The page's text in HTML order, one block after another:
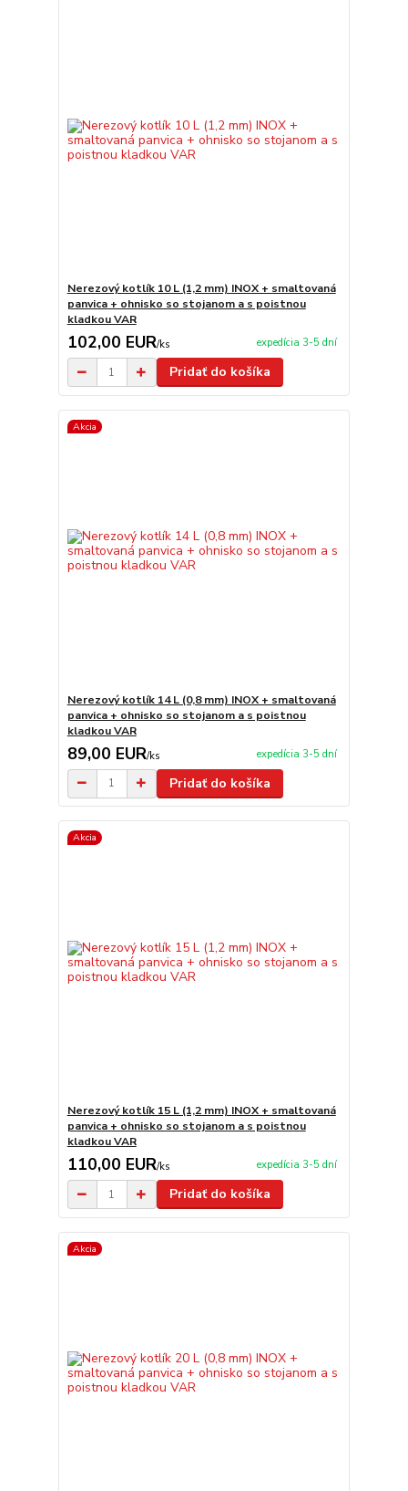
Nerezový kotlík 10 L (1,2 mm) INOX + smaltovaná
panvica + ohnisko so stojanom a s poistnou
kladkou VAR
102,00 EUR/ks expedícia 3-5 dní
Pridať do košíka
Akcia
Nerezový kotlík 14 L (0,8 mm) INOX + smaltovaná
panvica + ohnisko so stojanom a s poistnou
kladkou VAR
89,00 EUR/ks expedícia 3-5 dní
Pridať do košíka
Akcia
Nerezový kotlík 15 L (1,2 mm) INOX + smaltovaná
panvica + ohnisko so stojanom a s poistnou
kladkou VAR
110,00 EUR/ks expedícia 3-5 dní
Pridať do košíka
Akcia